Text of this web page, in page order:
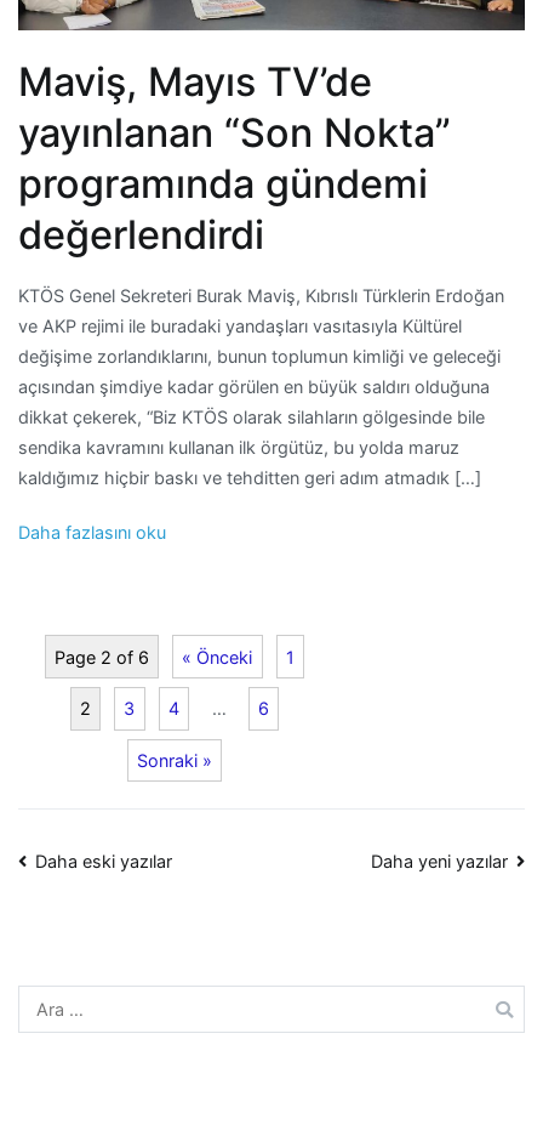
Maviş, Mayıs TV’de
yayınlanan “Son Nokta”
programında gündemi
değerlendirdi
KTÖS Genel Sekreteri Burak Maviş, Kıbrıslı Türklerin Erdoğan
ve AKP rejimi ile buradaki yandaşları vasıtasıyla Kültürel
değişime zorlandıklarını, bunun toplumun kimliği ve geleceği
açısından şimdiye kadar görülen en büyük saldırı olduğuna
dikkat çekerek, “Biz KTÖS olarak silahların gölgesinde bile
sendika kavramını kullanan ilk örgütüz, bu yolda maruz
kaldığımız hiçbir baskı ve tehditten geri adım atmadık […]
Daha fazlasını oku
Page 2 of 6 « Önceki 1
2 3 4 … 6
Sonraki »
Yazı
Daha eski yazılar Daha yeni yazılar
Arama: